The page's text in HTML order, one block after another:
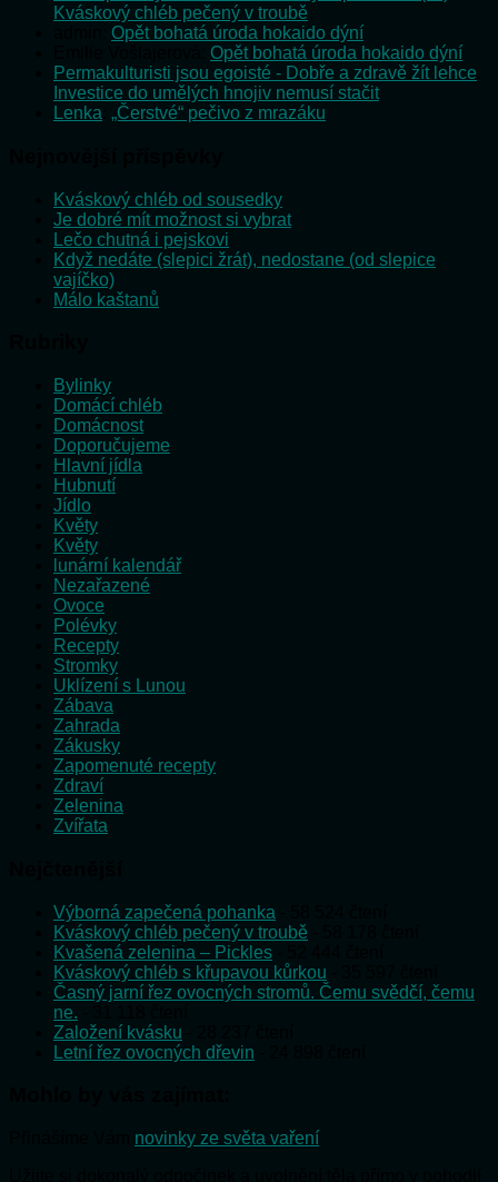
Kváskový chléb pečený v troubě
Opět bohatá úroda hokaido dýní
Opět bohatá úroda hokaido dýní
Permakulturisti jsou egoisté - Dobře a zdravě žít lehce
Investice do umělých hnojiv nemusí stačit
Lenka „Čerstvé“ pečivo z mrazáku
Kváskový chléb od sousedky
Je dobré mít možnost si vybrat
Lečo chutná i pejskovi
Když nedáte (slepici žrát), nedostane (od slepice
vajíčko)
Málo kaštanů
Bylinky
Domácí chléb
Domácnost
Doporučujeme
Hlavní jídla
Hubnutí
Jídlo
Květy
Květy
lunární kalendář
Nezařazené
Ovoce
Polévky
Recepty
Stromky
Uklízení s Lunou
Zábava
Zahrada
Zákusky
Zapomenuté recepty
Zdraví
Zelenina
Zvířata
Výborná zapečená pohanka
Kváskový chléb pečený v troubě
Kvašená zelenina – Pickles
Kváskový chléb s křupavou kůrkou
Časný jarní řez ovocných stromů. Čemu svědčí, čemu
ne.
Založení kvásku
Letní řez ovocných dřevin
novinky ze světa vaření